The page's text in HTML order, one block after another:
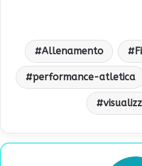
Allenamento
performance-atletica